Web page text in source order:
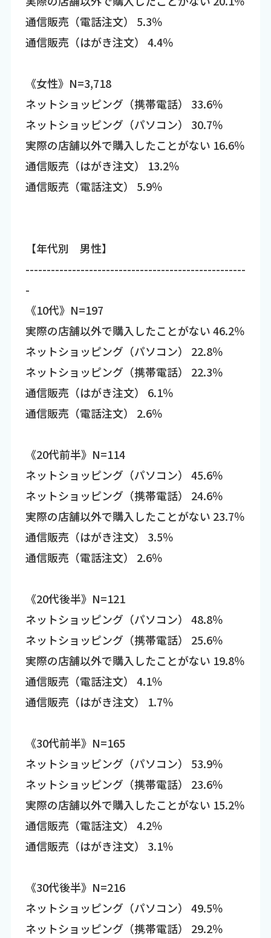
通信販売（電話注文） 5.3％
通信販売（はがき注文） 4.4％
《女性》N=3,718
ネットショッピング（携帯電話） 33.6％
ネットショッピング（パソコン） 30.7％
実際の店舗以外で購入したことがない 16.6％
通信販売（はがき注文） 13.2％
通信販売（電話注文） 5.9％
【年代別 男性】
----------------------------------------------------
-
《10代》N=197
実際の店舗以外で購入したことがない 46.2％
ネットショッピング（パソコン） 22.8％
ネットショッピング（携帯電話） 22.3％
通信販売（はがき注文） 6.1％
通信販売（電話注文） 2.6％
《20代前半》N=114
ネットショッピング（パソコン） 45.6％
ネットショッピング（携帯電話） 24.6％
実際の店舗以外で購入したことがない 23.7％
通信販売（はがき注文） 3.5％
通信販売（電話注文） 2.6％
《20代後半》N=121
ネットショッピング（パソコン） 48.8％
ネットショッピング（携帯電話） 25.6％
実際の店舗以外で購入したことがない 19.8％
通信販売（電話注文） 4.1％
通信販売（はがき注文） 1.7％
《30代前半》N=165
ネットショッピング（パソコン） 53.9％
ネットショッピング（携帯電話） 23.6％
実際の店舗以外で購入したことがない 15.2％
通信販売（電話注文） 4.2％
通信販売（はがき注文） 3.1％
《30代後半》N=216
ネットショッピング（パソコン） 49.5％
ネットショッピング（携帯電話） 29.2％